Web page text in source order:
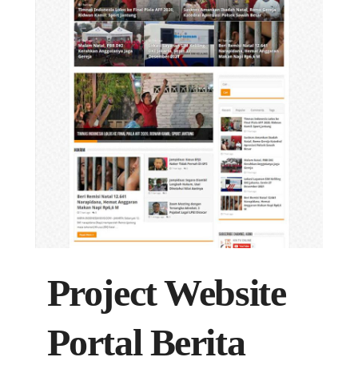
Project Website
Portal Berita